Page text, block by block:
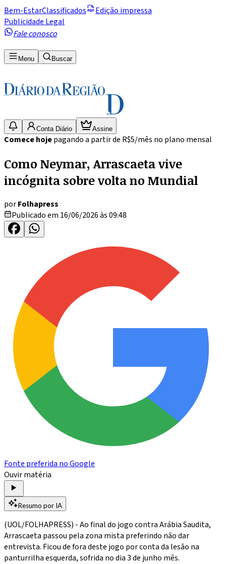
Bem-EstarClassificados
Edição impressa
Publicidade Legal
Fale conosco
Menu Buscar
Conta Diário Assine
Comece hojepagando a partir de R$5/mês no plano mensal
Como Neymar, Arrascaeta vive
incógnita sobre volta no Mundial
porFolhapress
Publicado em 16/06/2026 às 09:48
Fonte preferida no Google
Ouvir matéria
Resumo por IA
(UOL/FOLHAPRESS) - Ao final do jogo contra Arábia Saudita,
Arrascaeta passou pela zona mista preferindo não dar
entrevista. Ficou de fora deste jogo por conta da lesão na
panturrilha esquerda, sofrida no dia 3 de junho mês.